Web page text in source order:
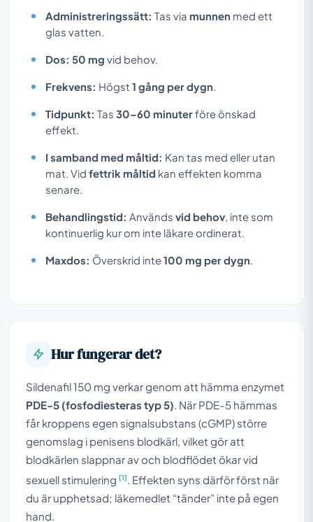
Administreringssätt: Tas via munnen med ett
glas vatten.
Dos: 50 mg vid behov.
Frekvens: Högst 1 gång per dygn
Tidpunkt: Tas 30–60 minuterföre önskad
effekt.
I samband med måltid: Kan tas med eller utan
mat. Vid fettrik måltid kan effekten komma
senare.
Behandlingstid: Används vid behov , inte som
kontinuerlig kur om inte läkare ordinerat.
Maxdos: Överskrid inte100 mg per dygn
Hur fungerar det?
Sildenafil 150 mg verkar genom att hämma enzymet
PDE-5 (fosfodiesteras typ 5) . När PDE-5 hämmas
får kroppens egen signalsubstans (cGMP) större
genomslag i penisens blodkärl, vilket gör att
blodkärlen slappnar av och blodflödet ökar vid
sexuell stimulering [1]
. Effekten syns därför först när
du är upphetsad; läkemedlet “tänder” inte på egen
hand.